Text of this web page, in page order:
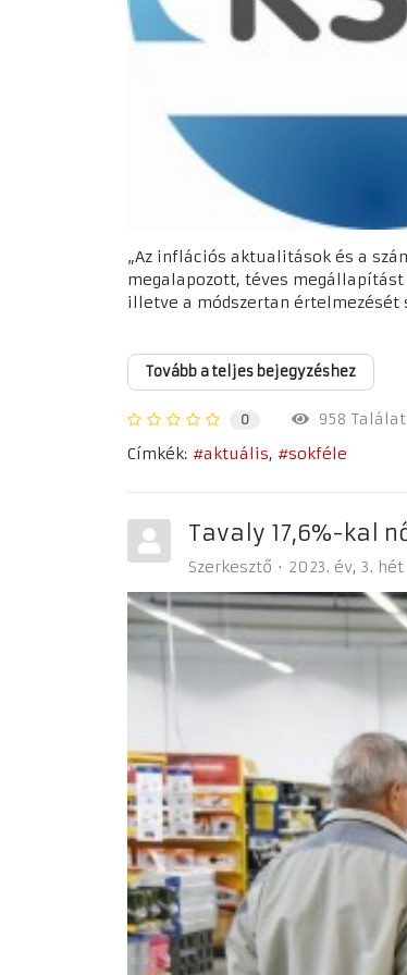
„Az inflációs aktualitások és a
megalapozott, téves
illetve a módszertan értelmezését
Tovább a teljes bejegyzéshez
0
958 Találat
Címkék:
aktuális sokféle
Tavaly 17,6%-kal
Szerkesztő 2023. év 3. hét